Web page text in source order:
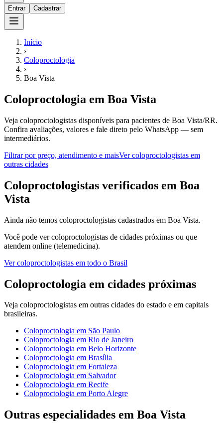
Entrar Cadastrar
Início
›
Coloproctologia
›
Boa Vista
Coloproctologia em Boa Vista
Veja coloproctologistas disponíveis para pacientes de Boa Vista/RR.
Confira avaliações, valores e fale direto pelo WhatsApp — sem
intermediários.
Filtrar por preço, atendimento e maisVercoloproctologistas em
outras cidades
Coloproctologistas verificados em Boa
Vista
Ainda não temos coloproctologistas cadastrados em Boa Vista.
Você pode vercoloproctologistas de cidades próximas ou que
atendem online (telemedicina).
Vercoloproctologistas em todo o Brasil
Coloproctologia em cidades próximas
Veja coloproctologistas em outras cidades do estado e em capitais
brasileiras.
Coloproctologia em São Paulo
Coloproctologia em Rio de Janeiro
Coloproctologia em Belo Horizonte
Coloproctologia em Brasília
Coloproctologia em Fortaleza
Coloproctologia em Salvador
Coloproctologia em Recife
Coloproctologia em Porto Alegre
Outras especialidades em Boa Vista